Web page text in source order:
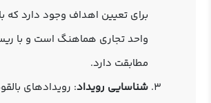
برای تعیین اهداف وجود دارد که
واحد تجاری هماهنگ است و با
مطابقت دارد.
شناسایی رویداد: رویدادهای